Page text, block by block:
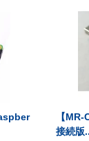
【
接続版